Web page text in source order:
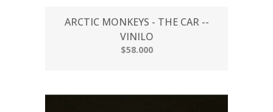
ARCTIC MONKEYS - THE CAR --
VINILO
$58.000